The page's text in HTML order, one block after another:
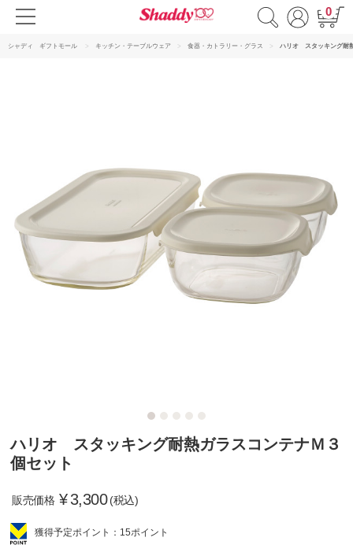
0
シャディ ギフトモール キッチン・テーブルウェア 食器・カトラリー・グラス ハリオ スタッキング耐
ハリオ スタッキング耐熱ガラスコンテナＭ３
個セット
販売価格 ¥3,300 (税込)
獲得予定ポイント：15ポイント